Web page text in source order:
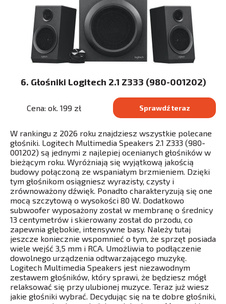
6. Głośniki Logitech 2.1 Z333 (980-001202)
Cena: ok. 199 zł Sprawdź teraz
W rankingu z 2026 roku znajdziesz wszystkie polecane
głośniki. Logitech Multimedia Speakers 2.1 Z333 (980-
001202) są jednymi z najlepiej ocenianych głośników w
bieżącym roku. Wyróżniają się wyjątkową jakością
budowy połączoną ze wspaniałym brzmieniem. Dzięki
tym głośnikom osiągniesz wyrazisty, czysty i
zrównoważony dźwięk. Ponadto charakteryzują się one
mocą szczytową o wysokości 80 W. Dodatkowo
subwoofer wyposażony został w membranę o średnicy
13 centymetrów i skierowany został do przodu, co
zapewnia głębokie, intensywne basy. Należy tutaj
jeszcze koniecznie wspomnieć o tym, że sprzęt posiada
wiele wejść 3,5 mm i RCA. Umożliwia to podłączenie
dowolnego urządzenia odtwarzającego muzykę.
Logitech Multimedia Speakers jest niezawodnym
zestawem głośników, który sprawi, że będziesz mógł
relaksować się przy ulubionej muzyce. Teraz już wiesz
jakie głośniki wybrać. Decydując się na te dobre głośniki,